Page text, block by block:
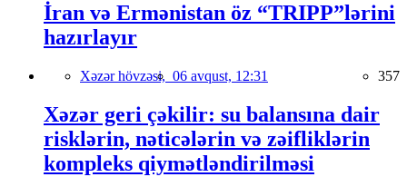
İran və Ermənistan öz “TRIPP”lərini
hazırlayır
Xəzər hövzəsi, 06 avqust, 12:31 357
Xəzər geri çəkilir: su balansına dair
risklərin, nəticələrin və zəifliklərin
kompleks qiymətləndirilməsi